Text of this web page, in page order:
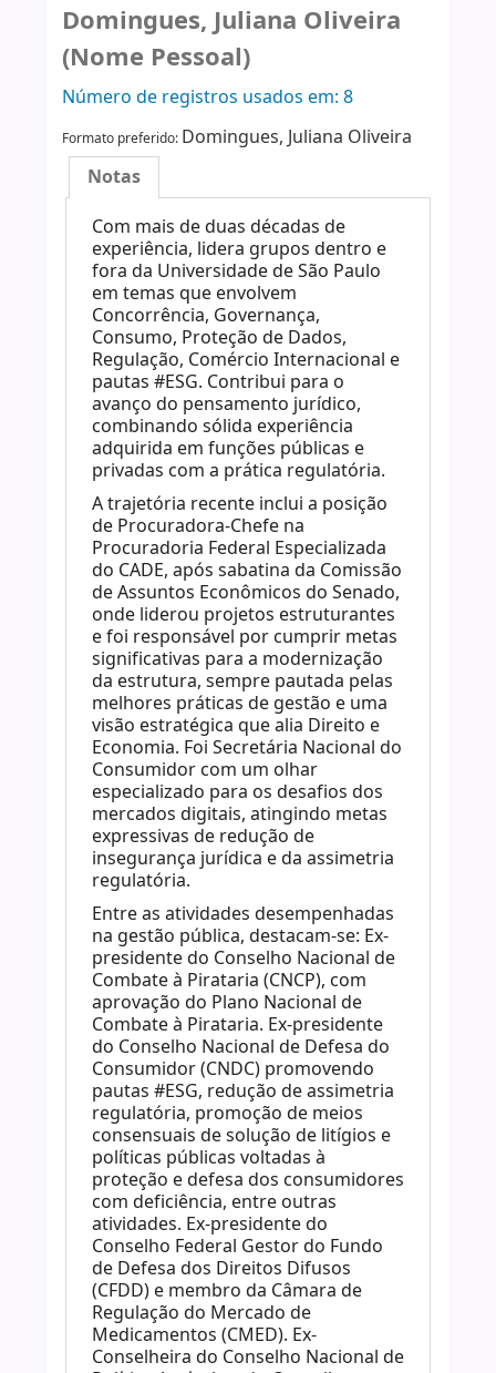
Domingues, Juliana Oliveira
(Nome Pessoal)
Número de registros usados ​​em: 8
Formato preferido: Domingues, Juliana Oliveira
Notas
Com mais de duas décadas de
experiência, lidera grupos dentro e
fora da Universidade de São Paulo
em temas que envolvem
Concorrência, Governança,
Consumo, Proteção de Dados,
Regulação, Comércio Internacional e
pautas #ESG. Contribui para o
avanço do pensamento jurídico,
combinando sólida experiência
adquirida em funções públicas e
privadas com a prática regulatória.
A trajetória recente inclui a posição
de Procuradora-Chefe na
Procuradoria Federal Especializada
do CADE, após sabatina da Comissão
de Assuntos Econômicos do Senado,
onde liderou projetos estruturantes
e foi responsável por cumprir metas
significativas para a modernização
da estrutura, sempre pautada pelas
melhores práticas de gestão e uma
visão estratégica que alia Direito e
Economia. Foi Secretária Nacional do
Consumidor com um olhar
especializado para os desafios dos
mercados digitais, atingindo metas
expressivas de redução de
insegurança jurídica e da assimetria
regulatória.
Entre as atividades desempenhadas
na gestão pública, destacam-se: Ex-
presidente do Conselho Nacional de
Combate à Pirataria (CNCP), com
aprovação do Plano Nacional de
Combate à Pirataria. Ex-presidente
do Conselho Nacional de Defesa do
Consumidor (CNDC) promovendo
pautas #ESG, redução de assimetria
regulatória, promoção de meios
consensuais de solução de litígios e
políticas públicas voltadas à
proteção e defesa dos consumidores
com deficiência, entre outras
atividades. Ex-presidente do
Conselho Federal Gestor do Fundo
de Defesa dos Direitos Difusos
(CFDD) e membro da Câmara de
Regulação do Mercado de
Medicamentos (CMED). Ex-
Conselheira do Conselho Nacional de